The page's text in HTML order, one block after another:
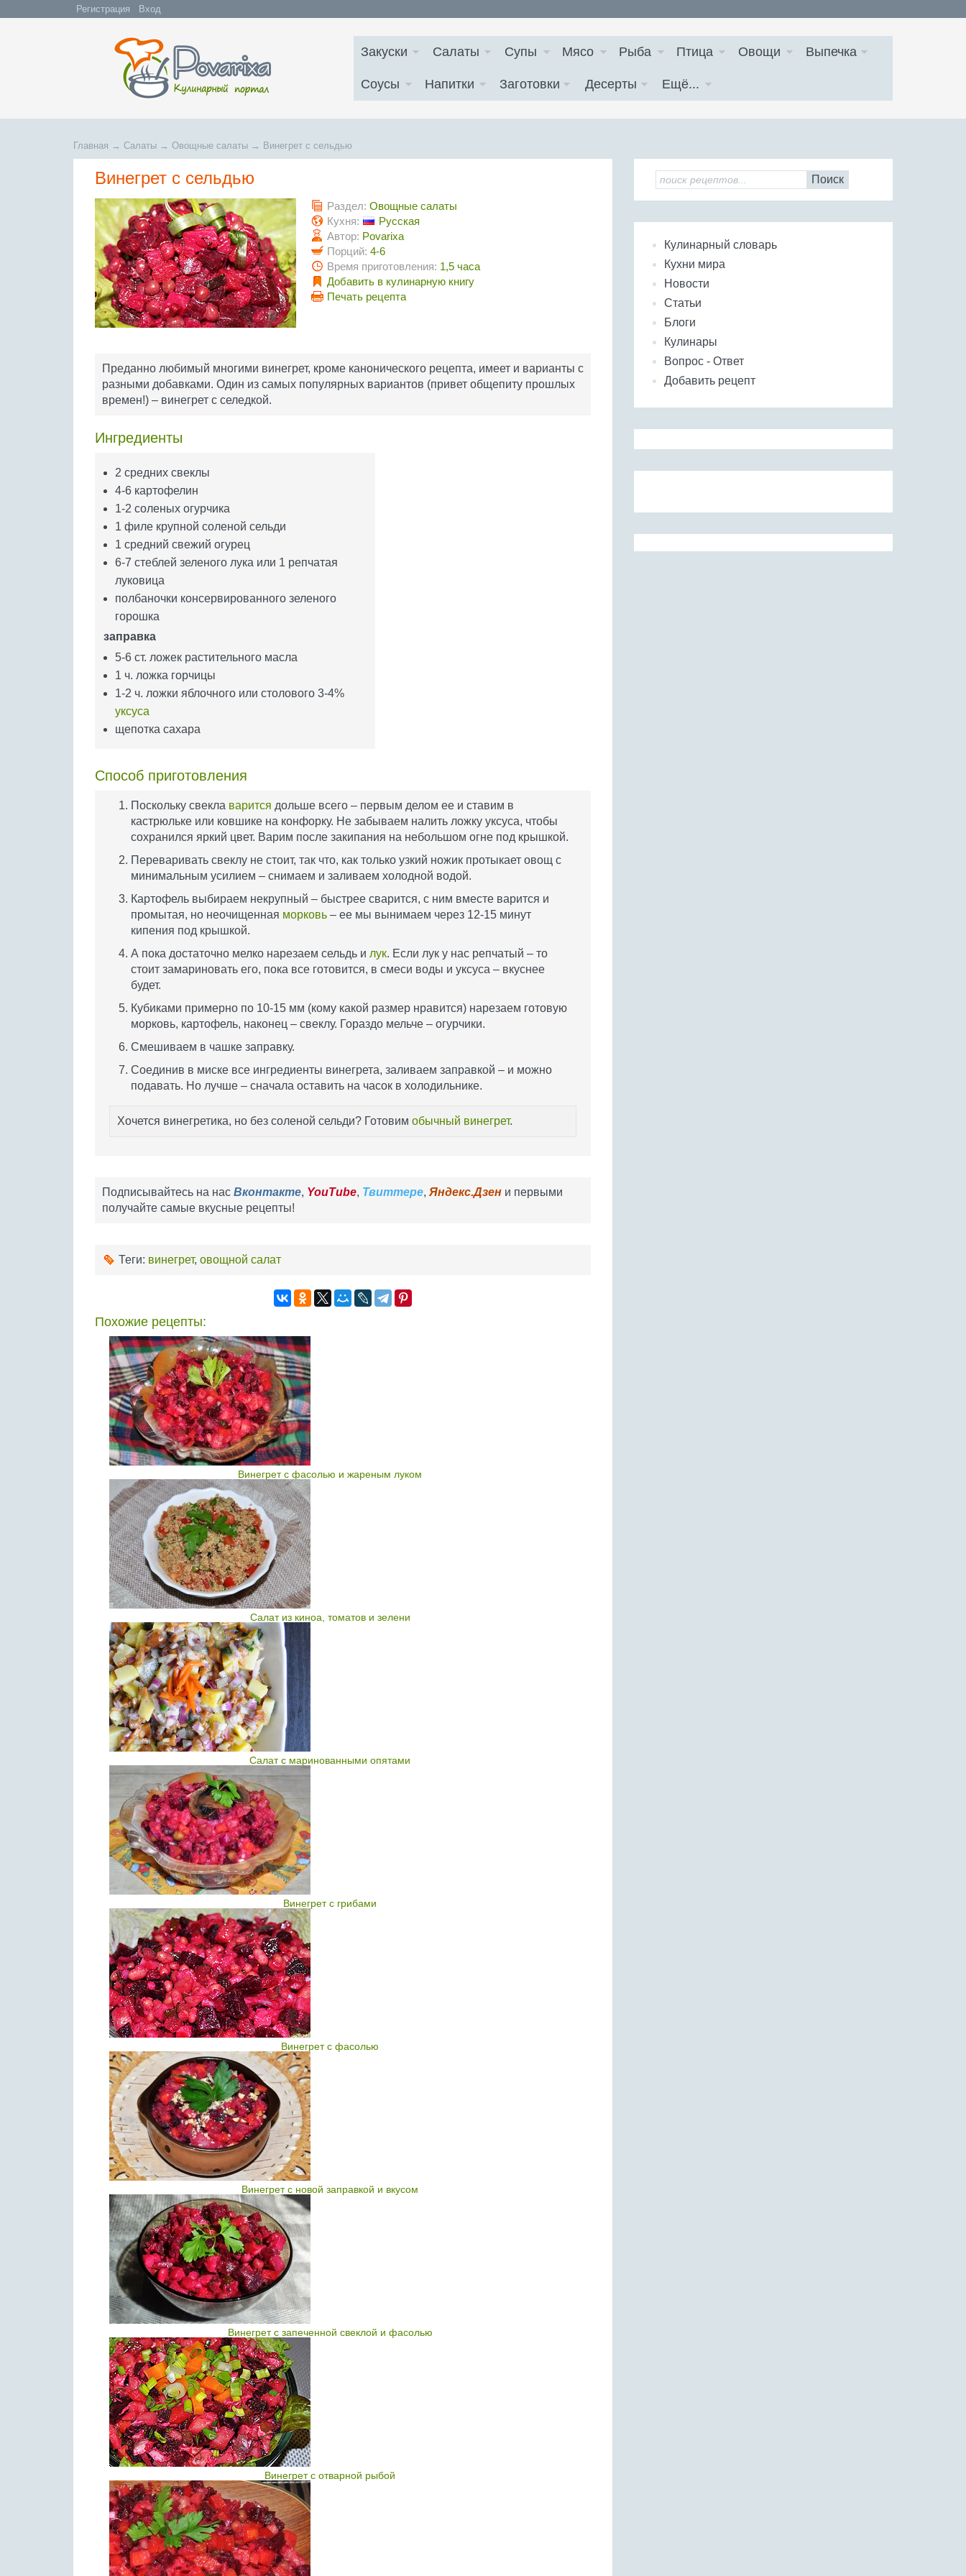
Регистрация Вход
Закуски Салаты Супы Мясо Рыба Птица Овощи Выпечка
Соусы Напитки Заготовки Десерты Ещё...
Главная → Салаты → Овощные салаты → Винегрет с сельдью
Винегрет с сельдью
Раздел: Овощные салаты
Кухня:
Русская
Автор: Povarixa
Порций: 4-6
Время приготовления: 1,5 часа
Добавить в кулинарную книгу
Печать рецепта
Преданно любимый многими винегрет, кроме канонического рецепта, имеет и варианты с
разными добавками. Один из самых популярных вариантов (привет общепиту прошлых
времен!) – винегрет с селедкой.
Ингредиенты
2 средних свеклы
4-6 картофелин
1-2 соленых огурчика
1 филе крупной соленой сельди
1 средний свежий огурец
6-7 стеблей зеленого лука или 1 репчатая
луковица
полбаночки консервированного зеленого
горошка
заправка
5-6 ст. ложек растительного масла
1 ч. ложка горчицы
1-2 ч. ложки яблочного или столового 3-4%
уксуса
щепотка сахара
Способ приготовления
Поскольку свекла варится дольше всего – первым делом ее и ставим в
кастрюльке или ковшике на конфорку. Не забываем налить ложку уксуса, чтобы
сохранился яркий цвет. Варим после закипания на небольшом огне под крышкой.
Переваривать свеклу не стоит, так что, как только узкий ножик протыкает овощ с
минимальным усилием – снимаем и заливаем холодной водой.
Картофель выбираем некрупный – быстрее сварится, с ним вместе варится и
промытая, но неочищенная морковь – ее мы вынимаем через 12-15 минут
кипения под крышкой.
А пока достаточно мелко нарезаем сельдь и лук. Если лук у нас репчатый – то
стоит замариновать его, пока все готовится, в смеси воды и уксуса – вкуснее
будет.
Кубиками примерно по 10-15 мм (кому какой размер нравится) нарезаем готовую
морковь, картофель, наконец – свеклу. Гораздо мельче – огурчики.
Смешиваем в чашке заправку.
Соединив в миске все ингредиенты винегрета, заливаем заправкой – и можно
подавать. Но лучше – сначала оставить на часок в холодильнике.
Хочется винегретика, но без соленой сельди? Готовим обычный винегрет.
Подписывайтесь на нас Вконтакте, YouTube, Твиттере, Яндекс.Дзен и первыми
получайте самые вкусные рецепты!
Теги: винегрет, овощной салат
Похожие рецепты:
Винегрет с фасолью и жареным луком
Салат из киноа, томатов и зелени
Салат с маринованными опятами
Винегрет с грибами
Винегрет с фасолью
Винегрет с новой заправкой и вкусом
Винегрет с запеченной свеклой и фасолью
Винегрет с отварной рыбой
Поиск
Кулинарный словарь
Кухни мира
Новости
Статьи
Блоги
Кулинары
Вопрос - Ответ
Добавить рецепт